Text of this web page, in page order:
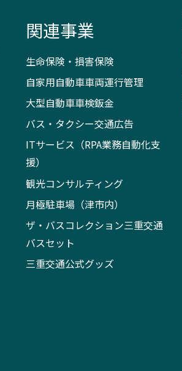
関連事業
生命保険・損害保険
自家用自動車車両運行管理
大型自動車車検鈑金
バス・タクシー交通広告
ITサービス（RPA業務自動化支
援）
観光コンサルティング
月極駐車場（津市内）
ザ・バスコレクション三重交通
バスセット
三重交通公式グッズ